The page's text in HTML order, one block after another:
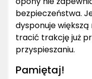
bezpieczeństwa.
dysponuje
tracić trakcję już
przyspieszaniu.
Pamiętaj!